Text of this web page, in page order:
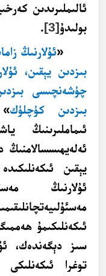
ئالىملىرىدىن
بولىدۇ[3]
.
«ئۇلارنىڭ
بىزدىن يېقىن،
چۈشەنچىسى
بىزدىن كۈچلۈك
ئىماملىرىنىڭ
ئەلەيھىسسالامنىڭ
يېقىن
ئۇلارنىڭ
ئىكەنلىكىمۇ
سىز دېگەندەك،
توغرا ئىكەنلىكى